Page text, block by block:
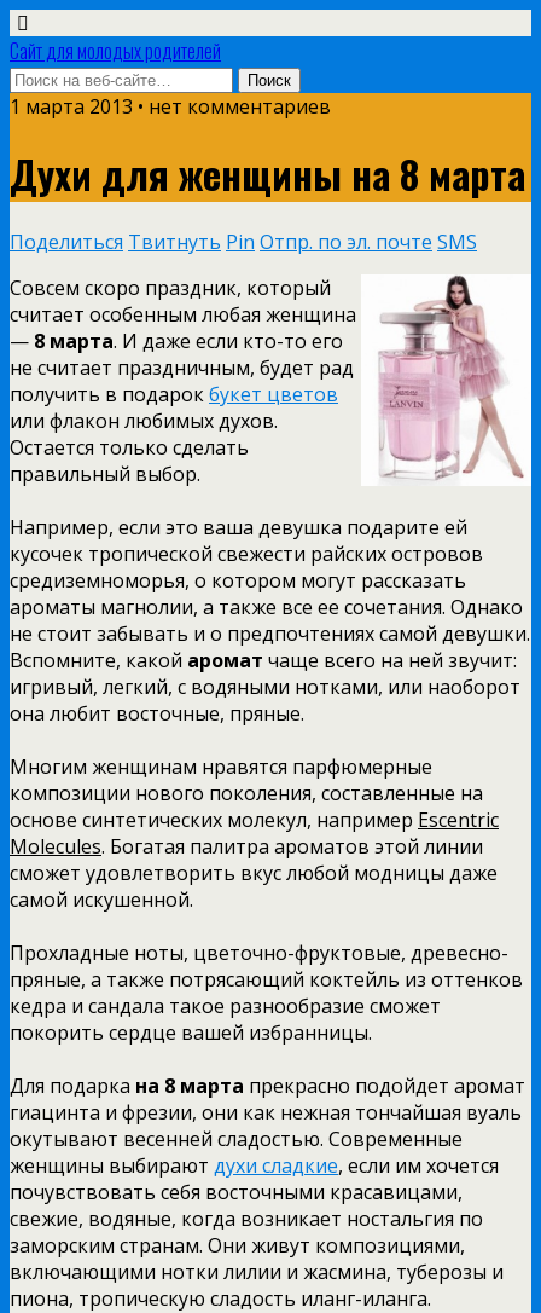
Сайт для молодых родителей
1 марта 2013 • нет комментариев
Духи для женщины на 8 марта
Поделиться Твитнуть Pin Отпр. по эл. почте SMS
Совсем скоро праздник, который
считает особенным любая женщина
— 8 марта. И даже если кто-то его
не считает праздничным, будет рад
получить в подарокбукет цветов
или флакон любимых духов.
Остается только сделать
правильный выбор.
Например, если это ваша девушка подарите ей
кусочек тропической свежести райских островов
средиземноморья, о котором могут рассказать
ароматы магнолии, а также все ее сочетания. Однако
не стоит забывать и о предпочтениях самой девушки.
Вспомните, какой аромат чаще всего на ней звучит:
игривый, легкий, с водяными нотками, или наоборот
она любит восточные, пряные.
Многим женщинам нравятся парфюмерные
композиции нового поколения, составленные на
основе синтетических молекул, например Escentric
Molecules. Богатая палитра ароматов этой линии
сможет удовлетворить вкус любой модницы даже
самой искушенной.
Прохладные ноты, цветочно-фруктовые, древесно-
пряные, а также потрясающий коктейль из оттенков
кедра и сандала такое разнообразие сможет
покорить сердце вашей избранницы.
Для подарка на 8 марта прекрасно подойдет аромат
гиацинта и фрезии, они как нежная тончайшая вуаль
окутывают весенней сладостью. Современные
женщины выбирают духи сладкие, если им хочется
почувствовать себя восточными красавицами,
свежие, водяные, когда возникает ностальгия по
заморским странам. Они живут композициями,
включающими нотки лилии и жасмина, туберозы и
пиона, тропическую сладость иланг-иланга.